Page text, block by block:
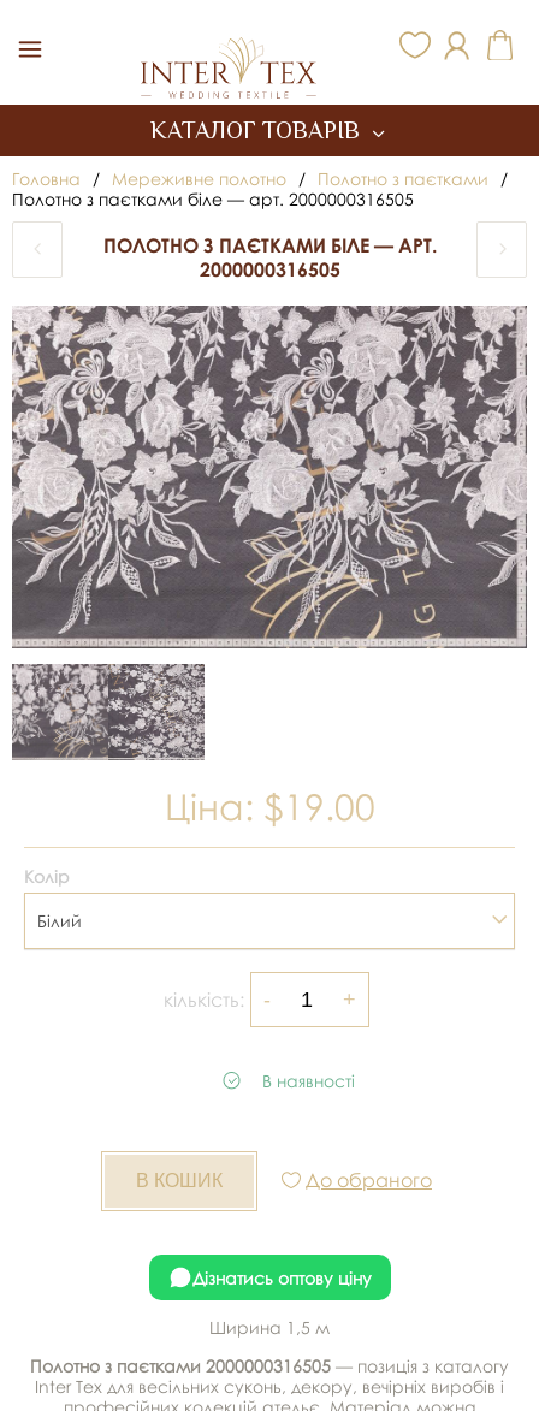
КАТАЛОГ ТОВАРІВ
Головна / Мереживне полотно / Полотно з паєтками
/
Полотно з паєтками біле — арт. 2000000316505
ПОЛОТНО З ПАЄТКАМИ БІЛЕ — АРТ.
2000000316505
Ціна: $19.00
Колір
Білий
кількість:
В наявності
До обраного
Дізнатись оптову ціну
Ширина 1,5 м
Полотно з паєтками 2000000316505 — позиція з каталогу
Inter Tex для весільних суконь, декору, вечірніх виробів і